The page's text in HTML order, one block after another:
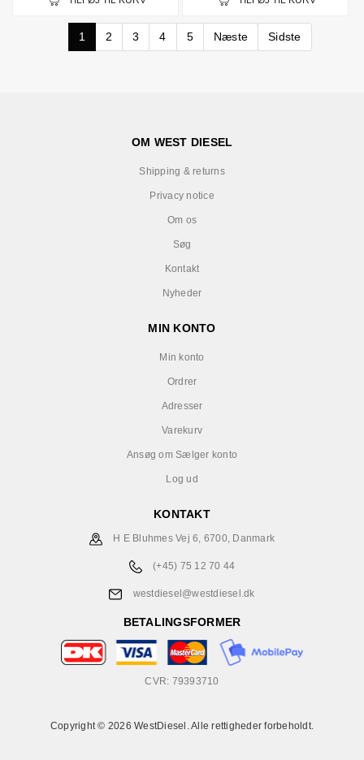
1 2 3 4 5 Næste Sidste
OM WEST DIESEL
Shipping & returns
Privacy notice
Om os
Søg
Kontakt
Nyheder
MIN KONTO
Min konto
Ordrer
Adresser
Varekurv
Ansøg om Sælger konto
Log ud
KONTAKT
H E Bluhmes Vej 6, 6700, Danmark
(+45) 75 12 70 44
westdiesel@westdiesel.dk
BETALINGSFORMER
CVR: 79393710
Copyright © 2026 WestDiesel. Alle rettigheder forbeholdt.